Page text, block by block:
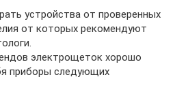
устройства от проверенных
от которых рекомендуют
электрощеток хорошо
приборы следующих